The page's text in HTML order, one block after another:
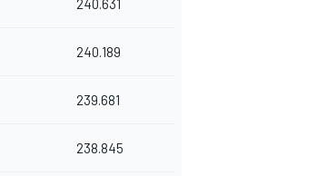
240.631
240.189
239.681
238.845